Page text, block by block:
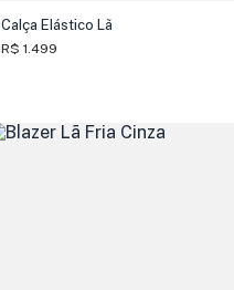
Calça Elástico Lã
R$ 1.499